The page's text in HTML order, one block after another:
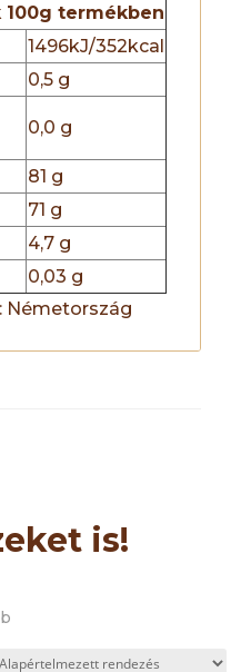
termékben
1496kJ/352kcal
0,5 g
0,0 g
81 g
71 g
4,7 g
0,03 g
Németország
is!